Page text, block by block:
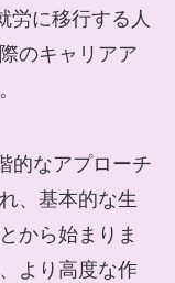
労に移行する人
のキャリアア
的なアプローチ
、基本的な生
から始まりま
より高度な作